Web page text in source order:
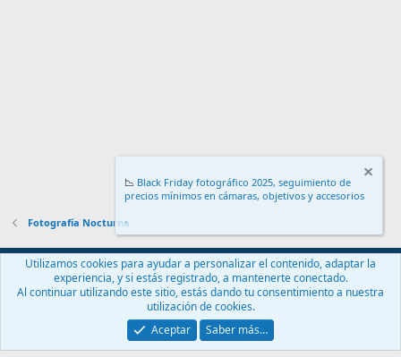
Fotografía Nocturna
Español (ES)
Contáctanos
Términos y reglas Política de privacidad
Ayuda
Community platform by XenForo® © 2010-2024 XenForo Ltd.
📉 Black Friday fotográfico 2025, seguimiento de
precios mínimos en cámaras, objetivos y accesorios
.
Utilizamos cookies para ayudar a personalizar el contenido, adaptar la
experiencia, y si estás registrado, a mantenerte conectado.
Al continuar utilizando este sitio, estás dando tu consentimiento a nuestra
utilización de cookies.
Aceptar
Saber más…